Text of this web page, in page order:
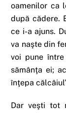
oamenilor ca
după cădere.
ce i-a ajuns.
va naşte din
voi pune
sămânţa ei;
înţepa
Dar veşti tot